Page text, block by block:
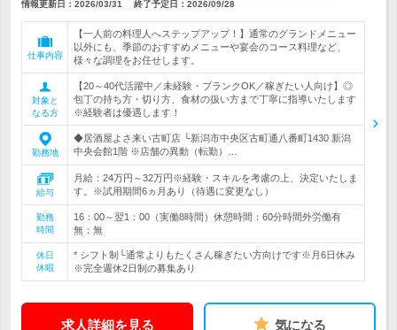
情報更新日：2026/03/31 終了予定日： 2026/09/28
仕事内容
【一人前の料理人へステップアップ！】通常のグランドメニュー
以外にも、季節のおすすめメニューや宴会のコース料理など、
様々な調理をお任せします。
対象と
なる方
【20～40代活躍中／未経験・ブランクOK／稼ぎたい人向け】◎
包丁の持ち方・切り方、食材の扱い方まで丁寧に指導いたします
※経験者は優遇します！
勤務地
◆居酒屋よさ来い古町店 └新潟市中央区古町通八番町1430 新潟
中央会館1階 ※店舗の異動（転勤）…
給与
月給：24万円～32万円※経験・スキルを考慮の上、決定いたしま
す。※試用期間6ヵ月あり（待遇に変更なし）
勤務
時間
16：00～翌1：00（実働8時間）休憩時間：60分時間外労働有
無：無
休日
休暇
* シフト制└通常よりもたくさん稼ぎたい方向けです※月6日休み
※完全週休2日制の募集あり
求人詳細を見る 気になる